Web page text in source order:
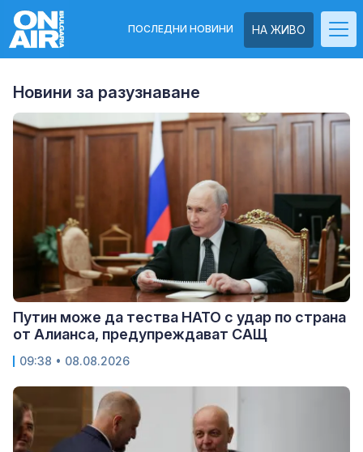
НА ЖИВО
ПОСЛЕДНИ НОВИНИ
Новини за разузнаване
Путин може да тества НАТО с удар по страна
от Алианса, предупреждават САЩ
09:38 • 08.08.2026